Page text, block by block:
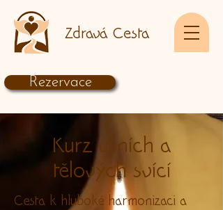
Rezervace
Zdravá Cesta
Kurz ušních a
tělových svící
Cesta k hluboké harmonizaci a